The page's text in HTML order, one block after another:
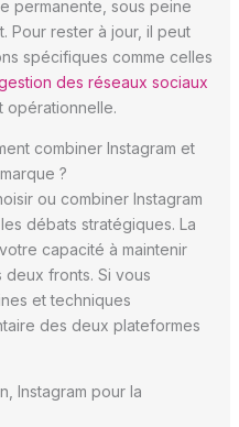
permanente, sous peine
Pour rester à jour, il peut
spécifiques comme celles
des réseaux sociaux
opérationnelle.
combiner Instagram et
?
ou combiner Instagram
débats stratégiques. La
capacité à maintenir
fronts. Si vous
et techniques
des deux plateformes
Instagram pour la